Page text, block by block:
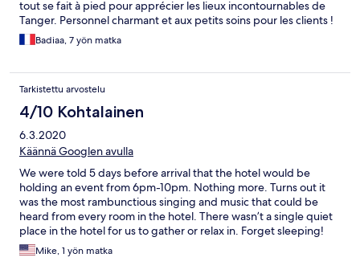
tout se fait à pied pour apprécier les lieux incontournables de
Tanger. Personnel charmant et aux petits soins pour les clients !
Badiaa, 7 yön matka
Tarkistettu arvostelu
4/10 Kohtalainen
6.3.2020
Käännä Googlen avulla
We were told 5 days before arrival that the hotel would be
holding an event from 6pm-10pm. Nothing more. Turns out it
was the most rambunctious singing and music that could be
heard from every room in the hotel. There wasn’t a single quiet
place in the hotel for us to gather or relax in. Forget sleeping!
Mike, 1 yön matka